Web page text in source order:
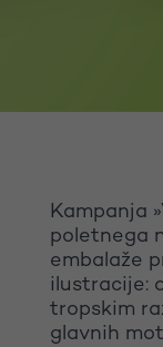
Kampanja
poletnega
embalaže
ilustracije:
tropskim
glavnih